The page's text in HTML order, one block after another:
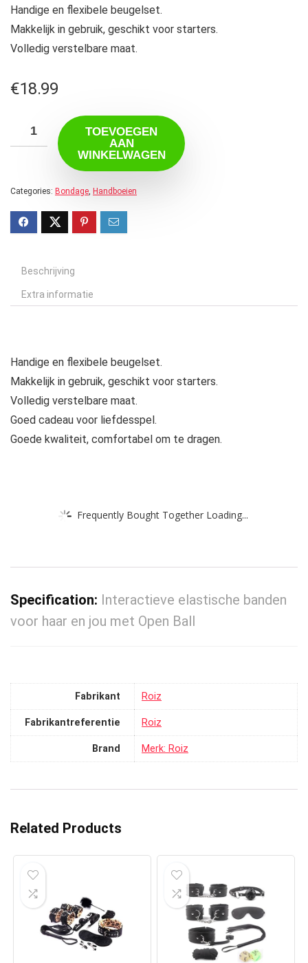
Handige en flexibele beugelset.
Makkelijk in gebruik, geschikt voor starters.
Volledig verstelbare maat.
€18.99
TOEVOEGEN
AAN
WINKELWAGEN
Categories: Bondage, Handboeien
Beschrijving
Extra informatie
Handige en flexibele beugelset.
Makkelijk in gebruik, geschikt voor starters.
Volledig verstelbare maat.
Goed cadeau voor liefdesspel.
Goede kwaliteit, comfortabel om te dragen.
Frequently Bought Together Loading...
Specification: Interactieve elastische banden
voor haar en jou met Open Ball
Fabrikant ‎Roiz
Fabrikantreferentie ‎Roiz
Brand Merk: Roiz
Related Products